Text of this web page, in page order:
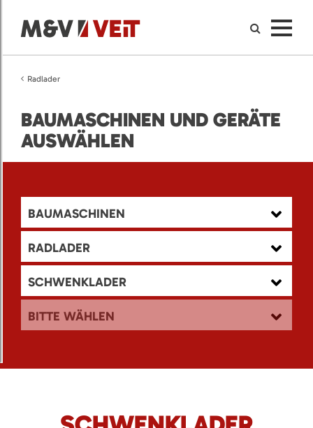
Radlader
BAUMASCHINEN UND GERÄTE
AUSWÄHLEN
BAUMASCHINEN
RADLADER
SCHWENKLADER
BITTE WÄHLEN